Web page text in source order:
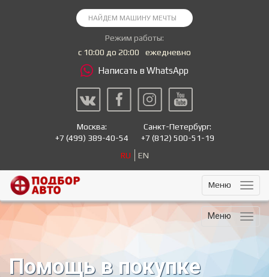
Режим работы:
с 10:00 до 20:00
ежедневно
Написать в WhatsApp
Москва:
+7 (499) 389-40-54
Санкт-Петербург:
+7 (812) 500-51-19
RU
EN
Меню
Меню
Помощь в покупке